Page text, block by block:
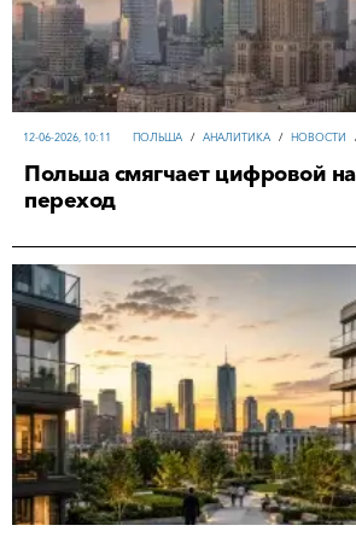
ПОЛЬША / АНАЛИТИКА / НОВОСТИ
12-06-2026, 10:11
Польша смягчает цифровой
переход